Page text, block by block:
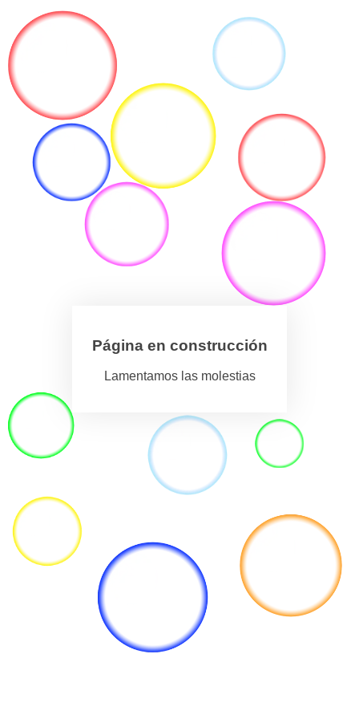
Página en construcción
Lamentamos las molestias